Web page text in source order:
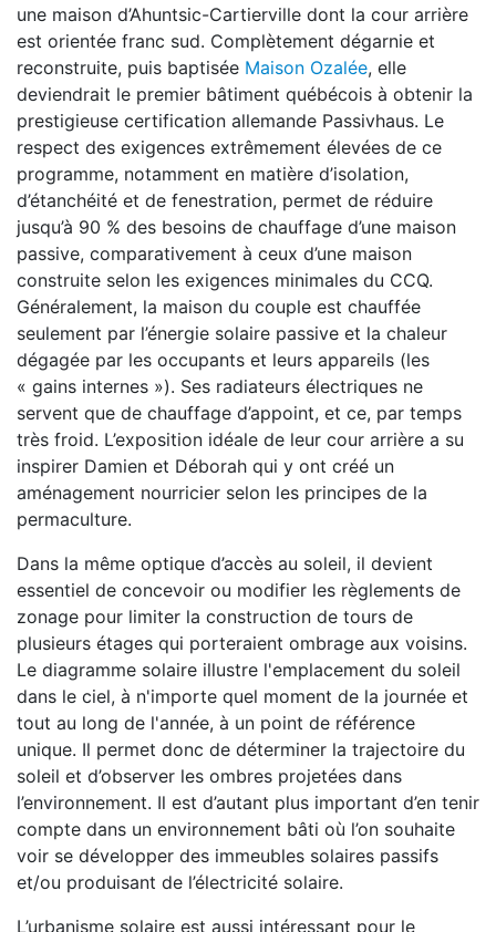
une maison d’Ahuntsic-Cartierville dont la cour arrière
est orientée franc sud. Complètement dégarnie et
reconstruite, puis baptisée Maison Ozalée, elle
deviendrait le premier bâtiment québécois à obtenir la
prestigieuse certification allemande Passivhaus. Le
respect des exigences extrêmement élevées de ce
programme, notamment en matière d’isolation,
d’étanchéité et de fenestration, permet de réduire
jusqu’à 90 % des besoins de chauffage d’une maison
passive, comparativement à ceux d’une maison
construite selon les exigences minimales du CCQ.
Généralement, la maison du couple est chauffée
seulement par l’énergie solaire passive et la chaleur
dégagée par les occupants et leurs appareils (les
« gains internes »). Ses radiateurs électriques ne
servent que de chauffage d’appoint, et ce, par temps
très froid. L’exposition idéale de leur cour arrière a su
inspirer Damien et Déborah qui y ont créé un
aménagement nourricier selon les principes de la
permaculture.
Dans la même optique d’accès au soleil, il devient
essentiel de concevoir ou modifier les règlements de
zonage pour limiter la construction de tours de
plusieurs étages qui porteraient ombrage aux voisins.
Le diagramme solaire illustre l'emplacement du soleil
dans le ciel, à n'importe quel moment de la journée et
tout au long de l'année, à un point de référence
unique. Il permet donc de déterminer la trajectoire du
soleil et d’observer les ombres projetées dans
l’environnement. Il est d’autant plus important d’en tenir
compte dans un environnement bâti où l’on souhaite
voir se développer des immeubles solaires passifs
et/ou produisant de l’électricité solaire.
L’urbanisme solaire est aussi intéressant pour le